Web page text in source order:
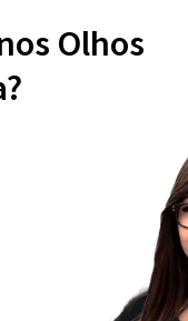
Olhos